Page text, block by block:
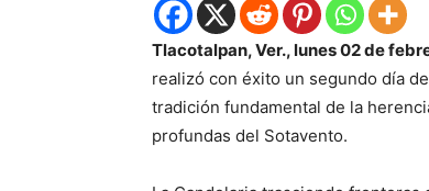
Tlacotalpan, Ver., lunes 02 de
realizó con éxito un segundo día
tradición fundamental de la
profundas del Sotavento.